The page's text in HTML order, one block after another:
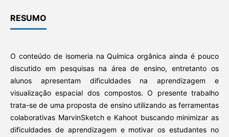
RESUMO
O conteúdo de isomeria na Química orgânica ainda é pouco
discutido em pesquisas na área de ensino, entretanto os
alunos apresentam dificuldades na aprendizagem e
visualização espacial dos compostos. O presente trabalho
trata-se de uma proposta de ensino utilizando as ferramentas
colaborativas MarvinSketch e Kahoot buscando minimizar as
dificuldades de aprendizagem e motivar os estudantes no